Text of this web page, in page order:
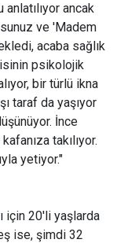
ancak
ve 'Madem
acaba sağlık
psikolojik
bir türlü ikna
taraf da yaşıyor
İnce
takılıyor.
yetiyor."
için 20'li yaşlarda
ise, şimdi 32